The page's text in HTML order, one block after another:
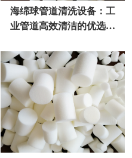
海绵球管道清洗设备：工
业管道高效清洁的优选方